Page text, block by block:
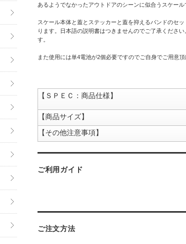
あるようでなかったアウトドアのシーンに似合うスケー
スケール本体と蓋とステッカーと蓋を抑えるバンドのセ
ります。日本語の説明書はつきませんのでご了承くださ
す。
また使用には単4電池が2個必要ですのでご自身でご用意
【ＳＰＥＣ：商品仕様】
【商品サイズ】
【その他注意事項】
ご利用ガイド
ご注文方法